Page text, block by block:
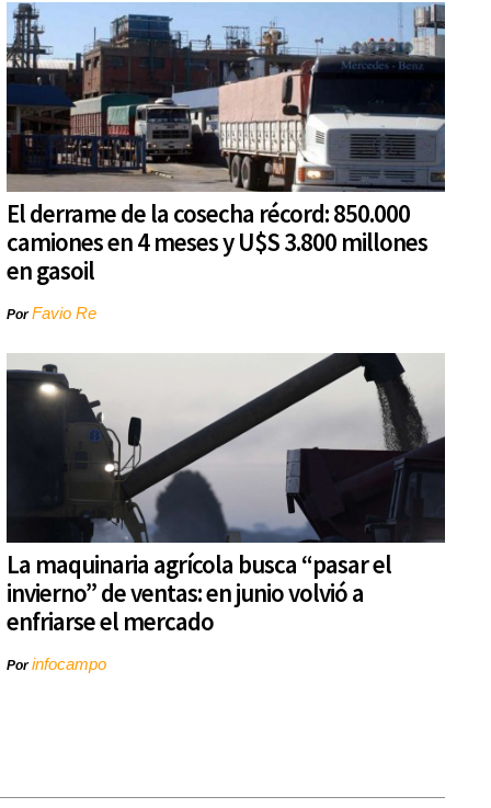
El derrame de la cosecha récord: 850.000
camiones en 4 meses y U$S 3.800 millones
en gasoil
PorFavio Re
La maquinaria agrícola busca “pasar el
invierno” de ventas: en junio volvió a
enfriarse el mercado
Porinfocampo